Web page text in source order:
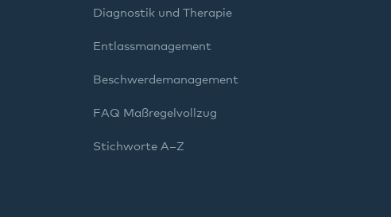
Diagnostik und Therapie
Entlassmanagement
Beschwerdemanagement
FAQ Maßregelvollzug
Stichworte A–Z